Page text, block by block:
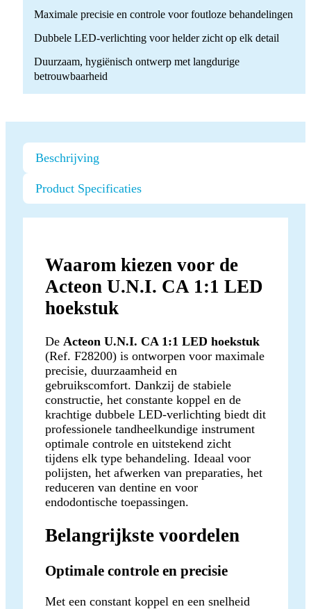
Maximale precisie en controle voor foutloze behandelingen
Dubbele LED-verlichting voor helder zicht op elk detail
Duurzaam, hygiënisch ontwerp met langdurige
betrouwbaarheid
Beschrijving
Product Specificaties
Waarom kiezen voor de
Acteon U.N.I. CA 1:1 LED
hoekstuk
De Acteon U.N.I. CA 1:1 LED hoekstuk
(Ref. F28200) is ontworpen voor maximale
precisie, duurzaamheid en
gebruikscomfort. Dankzij de stabiele
constructie, het constante koppel en de
krachtige dubbele LED-verlichting biedt dit
professionele tandheelkundige instrument
optimale controle en uitstekend zicht
tijdens elk type behandeling. Ideaal voor
polijsten, het afwerken van preparaties, het
reduceren van dentine en voor
endodontische toepassingen.
Belangrijkste voordelen
Optimale controle en precisie
Met een constant koppel en een snelheid